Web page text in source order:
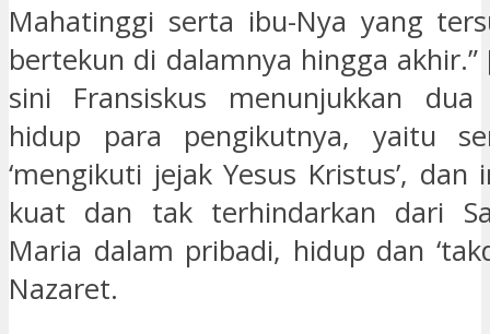
Mahatinggi serta ibu-Nya yang
bertekun di dalamnya hingga akhir.”
sini Fransiskus menunjukkan
hidup para pengikutnya, yaitu
‘mengikuti jejak Yesus Kristus’, dan
kuat dan tak terhindarkan dari
Maria dalam pribadi, hidup dan
Nazaret.